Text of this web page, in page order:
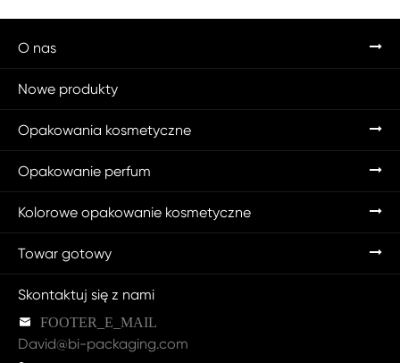
O nas
Nowe produkty
Opakowania kosmetyczne
Opakowanie perfum
Kolorowe opakowanie kosmetyczne
Towar gotowy
Skontaktuj się z nami
 FOOTER_E_MAIL
David@bi-packaging.com